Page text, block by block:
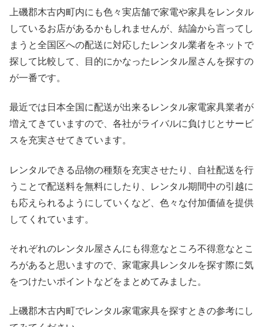
上磯郡木古内町内にも色々実店舗で家電や家具をレンタル
しているお店があるかもしれませんが、結論から言ってし
まうと全国区への配送に対応したレンタル業者をネットで
探して比較して、目的にかなったレンタル屋さんを探すの
が一番です。
最近では日本全国に配送が出来るレンタル家電家具業者が
増えてきていますので、各社がライバルに負けじとサービ
スを充実させてきています。
レンタルできる品物の種類を充実させたり、自社配送を行
うことで配送料を無料にしたり、レンタル期間中の引越に
も応えられるようにしていくなど、色々な付加価値を提供
してくれています。
それぞれのレンタル屋さんにも得意なところ不得意なとこ
ろがあると思いますので、家電家具レンタルを探す際に気
をつけたいポイントなどをまとめてみました。
上磯郡木古内町でレンタル家電家具を探すときの参考にし